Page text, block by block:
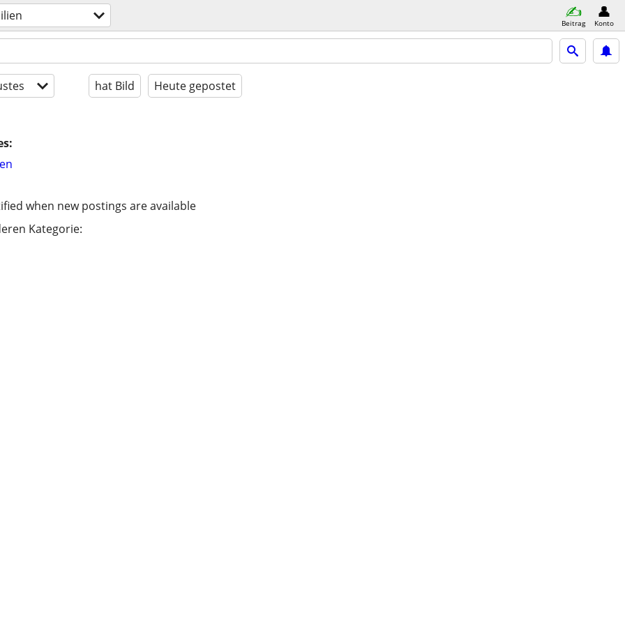
Beitrag Konto
hat Bild Heute gepostet
when new postings are available
Kategorie: